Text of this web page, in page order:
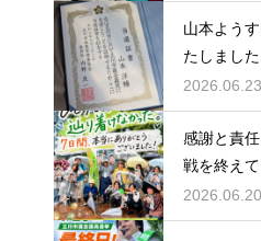
山本よう
たしました
2026.06.23
感謝と責
戦を終えて
2026.06.20